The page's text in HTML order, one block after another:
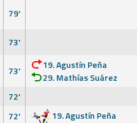
79'
73'
73'
19. Agustín Peña
29. Mathías Suárez
72'
72'
19. Agustín Peña